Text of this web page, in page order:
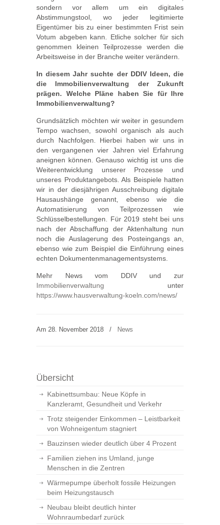
sondern vor allem um ein digitales
Abstimmungstool, wo jeder legitimierte
Eigentümer bis zu einer bestimmten Frist sein
Votum abgeben kann. Etliche solcher für sich
genommen kleinen Teilprozesse werden die
Arbeitsweise in der Branche weiter verändern.
In diesem Jahr suchte der DDIV Ideen, die
die Immobilienverwaltung der Zukunft
prägen. Welche Pläne haben Sie für Ihre
Immobilienverwaltung?
Grundsätzlich möchten wir weiter in gesundem
Tempo wachsen, sowohl organisch als auch
durch Nachfolgen. Hierbei haben wir uns in
den vergangenen vier Jahren viel Erfahrung
aneignen können. Genauso wichtig ist uns die
Weiterentwicklung unserer Prozesse und
unseres Produktangebots. Als Beispiele hatten
wir in der diesjährigen Ausschreibung digitale
Hausaushänge genannt, ebenso wie die
Automatisierung von Teilprozessen wie
Schlüsselbestellungen. Für 2019 steht bei uns
nach der Abschaffung der Aktenhaltung nun
noch die Auslagerung des Posteingangs an,
ebenso wie zum Beispiel die Einführung eines
echten Dokumentenmanagementsystems.
Mehr News vom DDIV und zur
Immobilienverwaltung unter
https://www.hausverwaltung-koeln.com/news/
Am 28. November 2018 / News
Übersicht
Kabinettsumbau: Neue Köpfe in
Kanzleramt, Gesundheit und Verkehr
Trotz steigender Einkommen – Leistbarkeit
von Wohneigentum stagniert
Bauzinsen wieder deutlich über 4 Prozent
Familien ziehen ins Umland, junge
Menschen in die Zentren
Wärmepumpe überholt fossile Heizungen
beim Heizungstausch
Neubau bleibt deutlich hinter
Wohnraumbedarf zurück